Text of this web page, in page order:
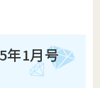
年1月号